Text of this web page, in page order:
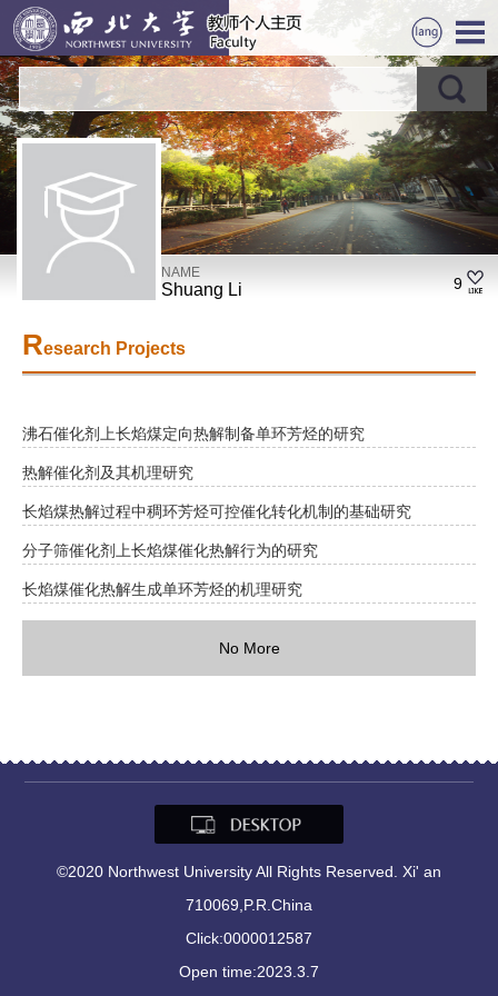
NAME
Shuang Li 9
Research Projects
沸石催化剂上长焰煤定向热解制备单环芳烃的研究
热解催化剂及其机理研究
长焰煤热解过程中稠环芳烃可控催化转化机制的基础研究
分子筛催化剂上长焰煤催化热解行为的研究
长焰煤催化热解生成单环芳烃的机理研究
No More
©2020 Northwest University All Rights Reserved. Xi' an
710069,P.R.China
Click:0000012587
Open time:2023.3.7